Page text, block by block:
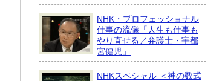
NHK・プロフェッショナル
仕事の流儀「人生も仕事も
やり直せる／弁護士・宇都
宮健児」
NHKスペシャル ＜神の数式